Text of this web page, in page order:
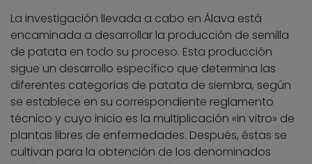
La investigación llevada a cabo en Álava está
encaminada a desarrollar la producción de semilla
de patata en todo su proceso. Esta producción
sigue un desarrollo específico que determina las
diferentes categorías de patata de siembra, según
se establece en su correspondiente reglamento
técnico y cuyo inicio es la multiplicación «in vitro» de
plantas libres de enfermedades. Después, éstas se
cultivan para la obtención de los denominados